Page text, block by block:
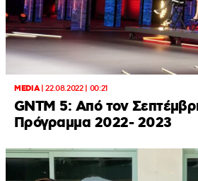
MEDIA|22.08.2022 | 00:21
GNTM 5: Από τον
Πρόγραμμα 2022- 2023